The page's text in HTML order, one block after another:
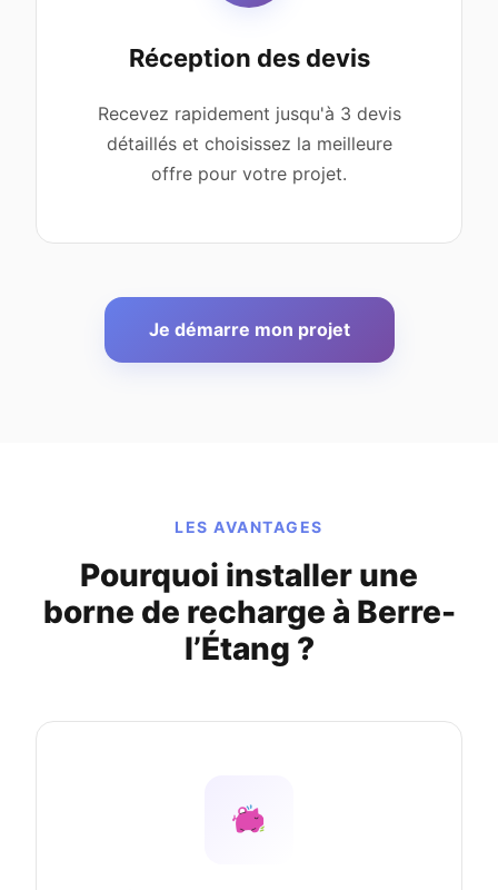
Réception des devis
Recevez rapidement jusqu'à 3 devis
détaillés et choisissez la meilleure
offre pour votre projet.
Je démarre mon projet
LES AVANTAGES
Pourquoi installer une
borne de recharge à Berre-
l’Étang ?